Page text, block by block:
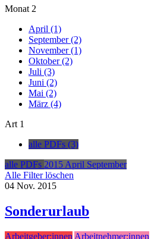
Monat 2
April (1)
September (2)
November (1)
Oktober (2)
Juli (3)
Juni (2)
Mai (2)
März (4)
Art 1
alle PDFs (3)
alle PDFs 2015 April September
Alle Filter löschen
04 Nov. 2015
Sonderurlaub
Arbeitgeber:innen Arbeitnehmer:innen